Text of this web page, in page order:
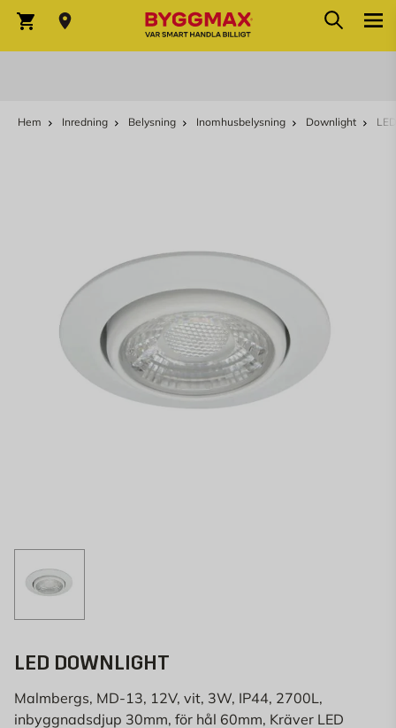
Varukorg Sök
Hem Inredning Belysning Inomhusbelysning Downlight
LED DOWNLIGHT
Malmbergs, MD-13, 12V, vit, 3W, IP44, 2700L,
inbyggnadsdjup 30mm, för hål 60mm, Kräver LED